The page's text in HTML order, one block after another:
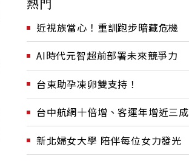
近視族當心！重訓跑步暗藏危機
AI時代元智超前部署未來競爭力
台東助孕凍卵雙支持！
台中航網十倍增、客運年增近三成
新北婦女大學 陪伴每位女力發光